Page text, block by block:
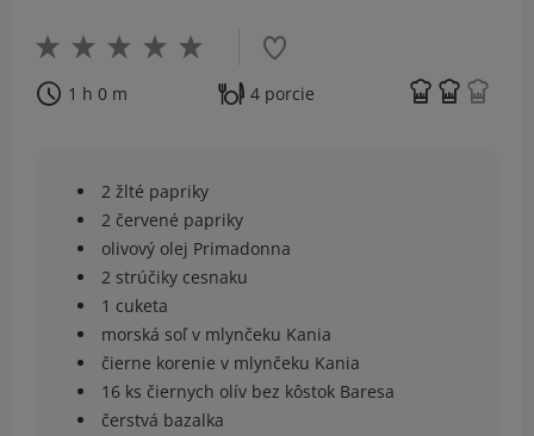
1 h 0 m 4 porcie
2 žlté papriky
2 červené papriky
olivový olej Primadonna
2 strúčiky cesnaku
1 cuketa
morská soľ v mlynčeku Kania
čierne korenie v mlynčeku Kania
16 ks čiernych olív bez kôstok Baresa
čerstvá bazalka